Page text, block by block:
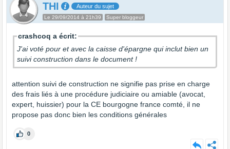
THI Auteur du sujet
Le 29/09/2014 à 21h39 Super bloggeur
crashcoq a écrit:
J'ai voté pour et avec la caisse d'épargne qui inclut bien un
suivi construction dans le document !
attention suivi de construction ne signifie pas prise en charge
des frais liés à une procédure judiciaire ou amiable (avocat,
expert, huissier) pour la CE bourgogne france comté, il ne
propose pas donc bien les conditions générales
0